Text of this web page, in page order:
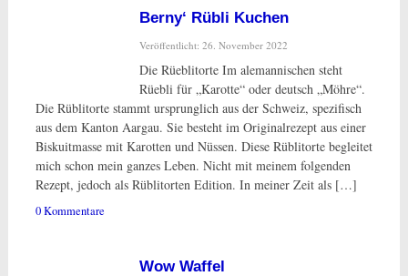
Berny‘ Rübli Kuchen
Veröffentlicht: 26. November 2022
Die Rüeblitorte Im alemannischen steht
Rüebli für „Karotte“ oder deutsch „Möhre“.
Die Rüblitorte stammt ursprunglich aus der Schweiz, spezifisch
aus dem Kanton Aargau. Sie besteht im Originalrezept aus einer
Biskuitmasse mit Karotten und Nüssen. Diese Rüblitorte begleitet
mich schon mein ganzes Leben. Nicht mit meinem folgenden
Rezept, jedoch als Rüblitorten Edition. In meiner Zeit als […]
0 Kommentare
Wow Waffel